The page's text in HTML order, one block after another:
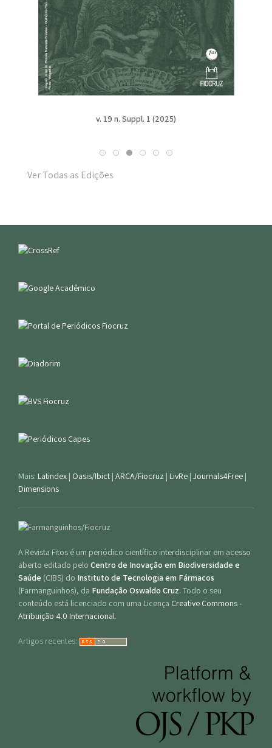
v. 19 n. Suppl. 1 (2025)
Ver Todas as Edições
Mais: Latindex | Oasis/Ibict | ARCA/Fiocruz | LivRe | Journals4Free |
Dimensions
A Revista Fitos é um periódico científico interdisciplinar em acesso
aberto editado pelo Centro de Inovação em Biodiversidade e
Saúde (CIBS) do Instituto de Tecnologia em Fármacos
(Farmanguinhos), da Fundação Oswaldo Cruz. Todo o seu
conteúdo está licenciado com uma Licença Creative Commons -
Atribuição 4.0 Internacional.
Artigos recentes: